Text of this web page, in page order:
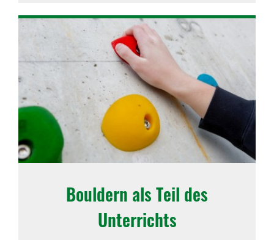
Bouldern als Teil des
Unterrichts